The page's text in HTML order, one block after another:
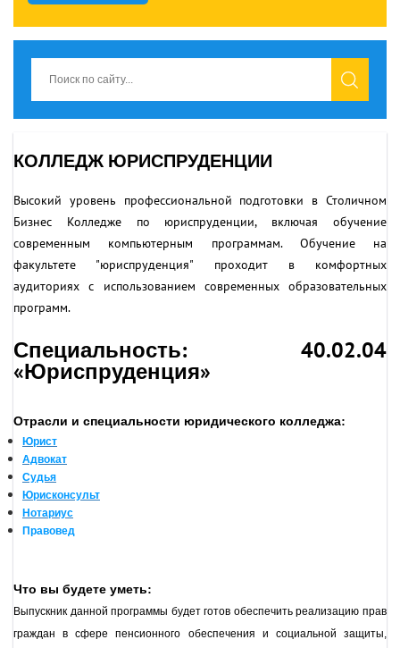
КОЛЛЕДЖ ЮРИСПРУДЕНЦИИ
Высокий уровень профессиональной подготовки в Столичном
Бизнес Колледже по юриспруденции, включая обучение
современным компьютерным программам. Обучение на
факультете "юриспруденция" проходит в комфортных
аудиториях с использованием современных образовательных
программ.
Специальность: 40.02.04
«Юриспруденция»
Отрасли и специальности юридического колледжа:
Юрист
Адвокат
Судья
Юрисконсульт
Нотариус
Правовед
Что вы будете уметь:
Выпускник данной программы будет готов обеспечить реализацию прав
граждан в сфере пенсионного обеспечения и социальной защиты,